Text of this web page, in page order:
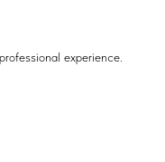
experience.